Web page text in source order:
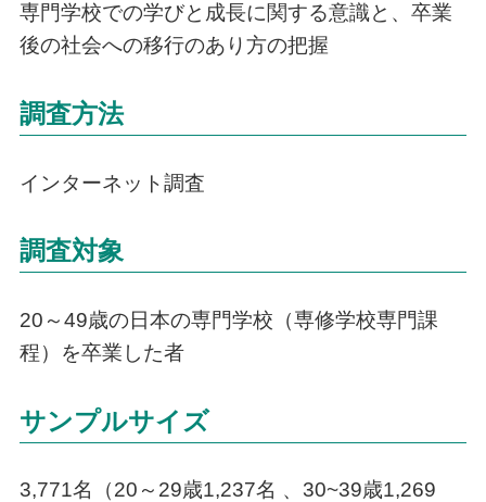
専門学校での学びと成長に関する意識と、卒業
後の社会への移行のあり方の把握
調査方法
インターネット調査
調査対象
20～49歳の日本の専門学校（専修学校専門課
程）を卒業した者
サンプルサイズ
3,771名（20～29歳1,237名 、30~39歳1,269